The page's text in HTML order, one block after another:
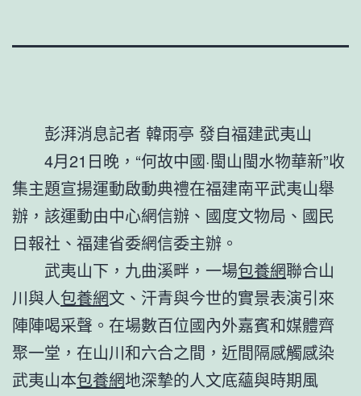
彭湃消息記者 韓雨亭 發自福建武夷山
4月21日晚，“何故中國·閩山閩水物華新”收
集主題宣揚運動啟動典禮在福建南平武夷山舉
辦，該運動由中心網信辦、國度文物局、國民
日報社、福建省委網信委主辦。
武夷山下，九曲溪畔，一場包養網聯合山
川與人包養網文、汗青與今世的實景表演引來
陣陣喝采聲。在場數百位國內外嘉賓和媒體齊
聚一堂，在山川和六合之間，近間隔感觸感染
武夷山本包養網地深摯的人文底蘊與時期風